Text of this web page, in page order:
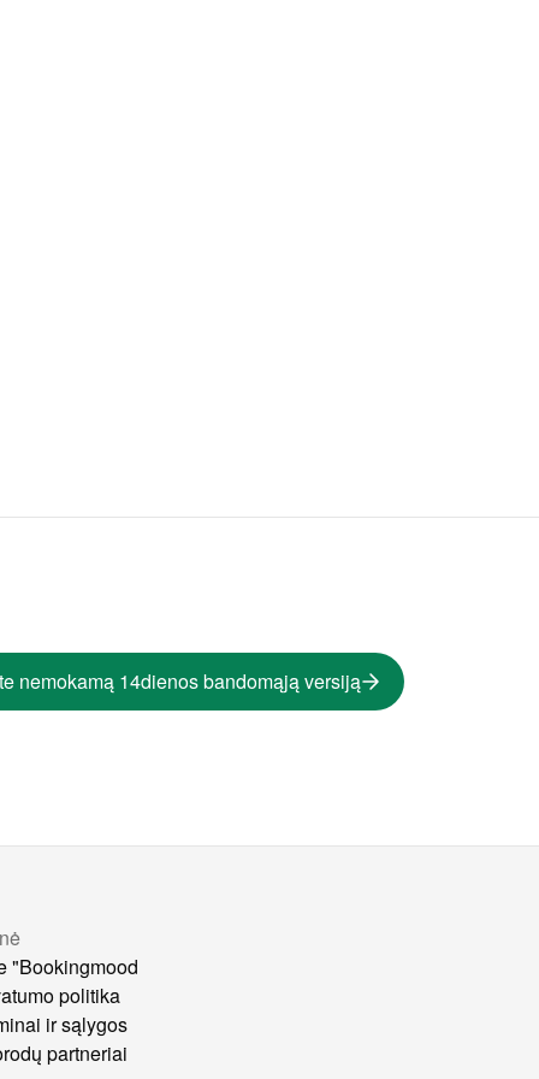
nemokamą 14dienos bandomąją versiją
"Bookingmood
politika
ir sąlygos
partneriai